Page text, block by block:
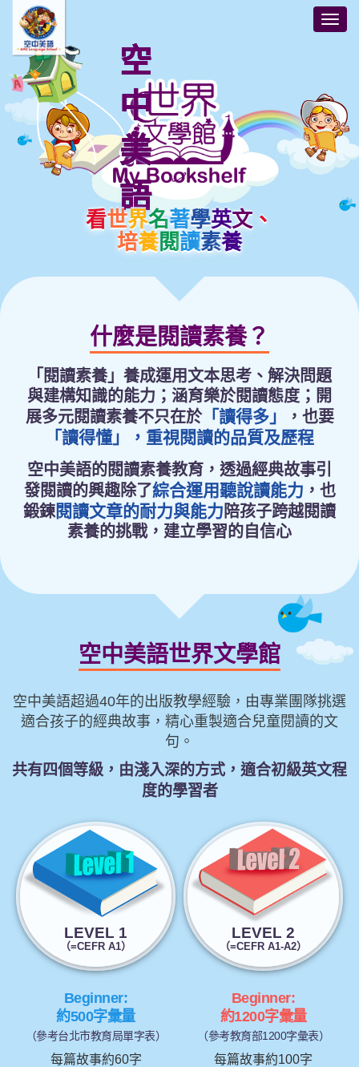
空
中
美
語
看世界名著學英文、
培養閱讀素養
什麼是閱讀素養？
「閱讀素養」養成運用文本思考、解決問題
與建構知識的能力； 涵育樂於閱讀態度；開
展多元閱讀素養不只在於「讀得多」 ，也要
「讀得懂」，重視閱讀的品質及歷程
空中美語的閱讀素養教育，透過經典故事引
發閱讀的興趣除了綜合運用聽說讀能力 ，也
鍛鍊閱讀文章的耐力與能力陪孩子跨越閱讀
素養的挑戰，建立學習的自信心
空中美語世界文學館
空中美語超過40年的出版教學經驗，由專業團隊挑選
適合孩子的經典故事，精心重製適合兒童閱讀的文
句。
共有四個等級，由淺入深的方式，適合初級英文程
度的學習者
LEVEL 1
（=CEFR A1）
Beginner:
約500字彙量
（參考台北市教育局單字表）
每篇故事約60字
LEVEL 2
（=CEFR A1-A2）
Beginner:
約1200字彙量
（參考教育部1200字彙表）
每篇故事約100字